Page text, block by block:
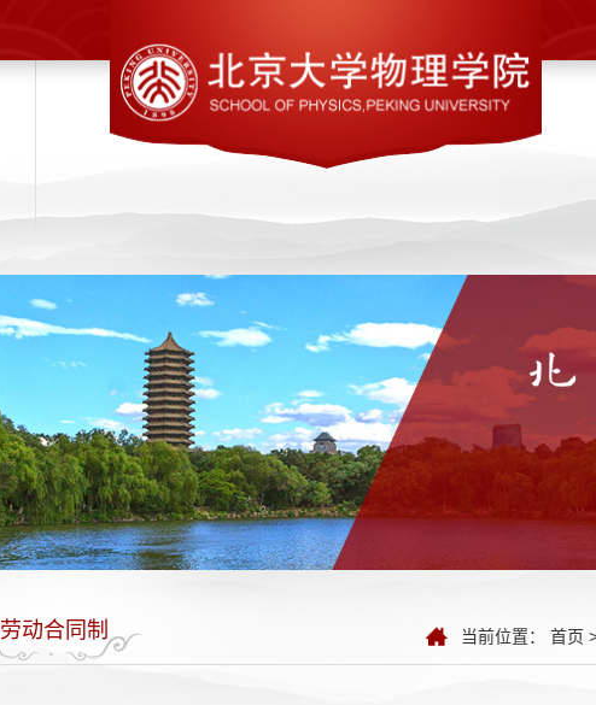
劳动合同制 当前位置： 首页